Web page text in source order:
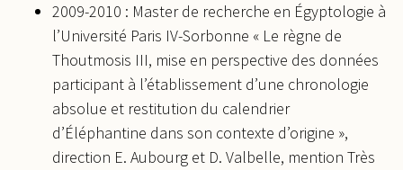
2009-2010 : Master de recherche en Égyptologie à
l’Université Paris IV-Sorbonne « Le règne de
Thoutmosis III, mise en perspective des données
participant à l’établissement d’une chronologie
absolue et restitution du calendrier
d’Éléphantine dans son contexte d’origine »,
direction E. Aubourg et D. Valbelle, mention Très